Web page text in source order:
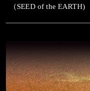
（SEED of the EARTH)